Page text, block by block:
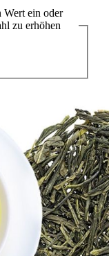
Wert ein oder
zu erhöhen